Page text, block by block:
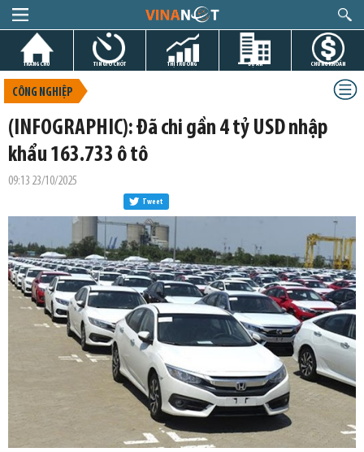
TRANG CHỦ TIN GIỜ CHÓT THỊ TRƯỜNG DỰ ÁN CHỨNG KHOÁN
CÔNG NGHIỆP
(INFOGRAPHIC): Đã chi gần 4 tỷ USD nhập
khẩu 163.733 ô tô
09:13 23/10/2025
Tweet